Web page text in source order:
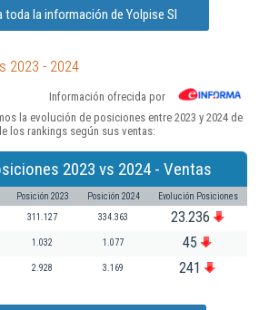
toda la información de Yolpise Sl
2023 - 2024
Información ofrecida por
la evolución de posiciones entre 2023 y 2024 de
los rankings según sus ventas:
2023 vs 2024 - Ventas
Posición 2023 Posición 2024 Evolución Posiciones
311.127 334.363 23.236
1.032 1.077 45
2.928 3.169 241